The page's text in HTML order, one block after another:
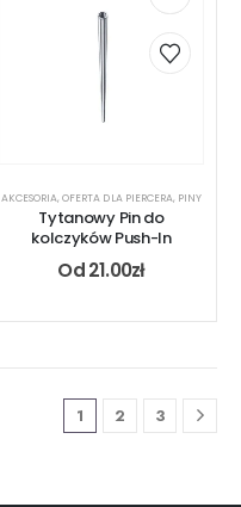
AKCESORIA,OFERTA DLA PIERCERA, PINY
Tytanowy Pin do
kolczyków Push-In
Od21.00zł
1 2 3